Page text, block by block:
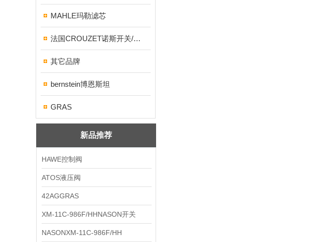
MAHLE玛勒滤芯
法国CROUZET诺斯开关/继电器
其它品牌
bernstein博恩斯坦
GRAS
新品推荐
HAWE控制阀
ATOS液压阀
42AGGRAS
XM-11C-986F/HHNASON开关
NASONXM-11C-986F/HH